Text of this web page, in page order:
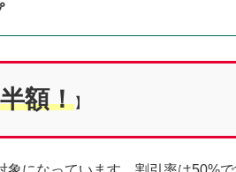
半額！】